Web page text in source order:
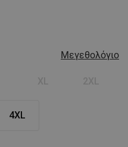
Μεγεθολόγιο
4XL